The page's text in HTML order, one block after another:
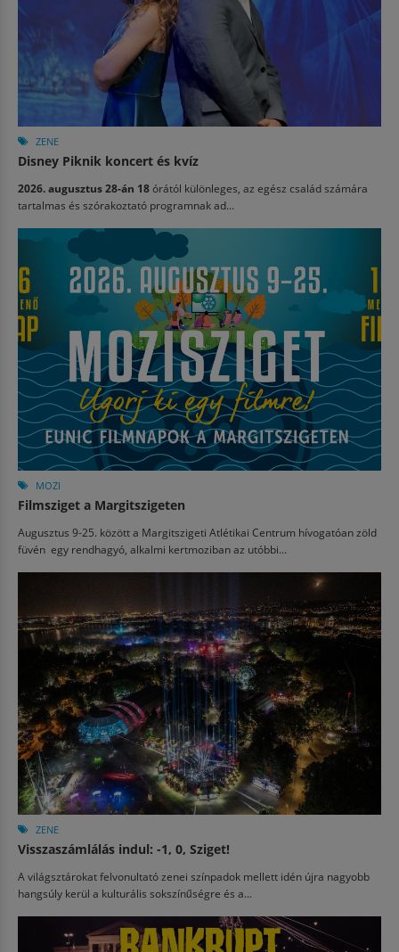
ZENE
Disney Piknik koncert és kvíz
2026. augusztus 28-án 18órától különleges, az egész család számára
tartalmas és szórakoztató programnak ad...
MOZI
Filmsziget a Margitszigeten
Augusztus 9-25. között a Margitszigeti Atlétikai Centrum hívogatóan zöld
füvén egy rendhagyó, alkalmi kertmoziban az utóbbi...
ZENE
Visszaszámlálás indul: -1, 0, Sziget!
A világsztárokat felvonultató zenei színpadok mellett idén újra nagyobb
hangsúly kerül a kulturális sokszínűségre és a...